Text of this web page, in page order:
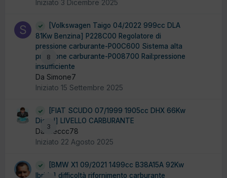
Iniziato 3 Dicembre 2025
8
[Volkswagen Taigo 04/2022 999cc DLA
81Kw Benzina] P228C00 Regolatore di
pressione carburante-P00C600 Sistema alta
pressione carburante-P008700 Rail:pressione
insufficiente
Da Simone7
Iniziato 15 Settembre 2025
3
[FIAT SCUDO 07/1999 1905cc DHX 66Kw
Diesel] LIVELLO CARBURANTE
Da Meccc78
Iniziato 22 Agosto 2025
[BMW X1 09/2021 1499cc B38A15A 92Kw
Ibrida] difficoltà rifornimento carburante